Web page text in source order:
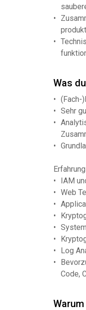
Was
(Fach-
Sehr
IAM
Web
Log
Code,